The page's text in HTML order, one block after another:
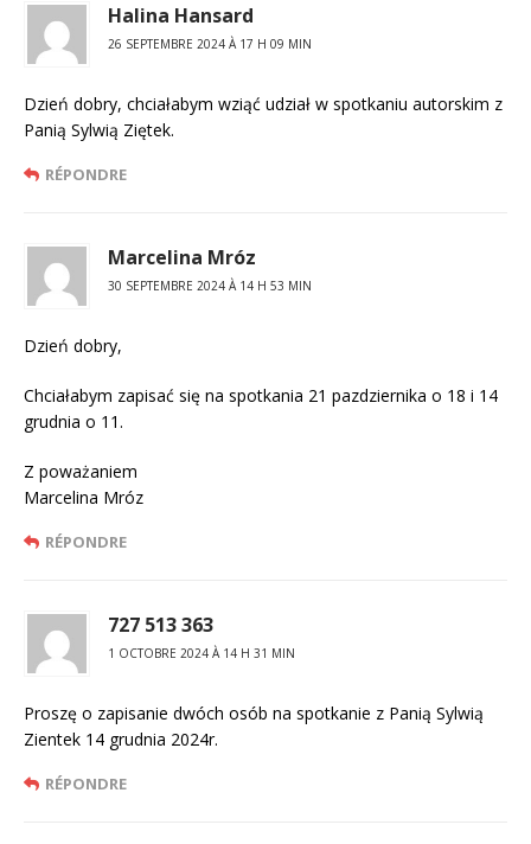
Halina Hansard
26 SEPTEMBRE 2024 À 17 H 09 MIN
Dzień dobry, chciałabym wziąć udział w spotkaniu autorskim z
Panią Sylwią Ziętek.
RÉPONDRE
Marcelina Mróz
30 SEPTEMBRE 2024 À 14 H 53 MIN
Dzień dobry,
Chciałabym zapisać się na spotkania 21 pazdziernika o 18 i 14
grudnia o 11.
Z poważaniem
Marcelina Mróz
RÉPONDRE
727 513 363
1 OCTOBRE 2024 À 14 H 31 MIN
Proszę o zapisanie dwóch osób na spotkanie z Panią Sylwią
Zientek 14 grudnia 2024r.
RÉPONDRE